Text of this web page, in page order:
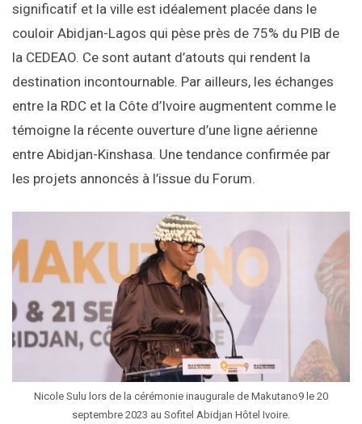
significatif et la ville est idéalement placée dans le
couloir Abidjan-Lagos qui pèse près de 75% du PIB de
la CEDEAO. Ce sont autant d’atouts qui rendent la
destination incontournable. Par ailleurs, les échanges
entre la RDC et la Côte d’Ivoire augmentent comme le
témoigne la récente ouverture d’une ligne aérienne
entre Abidjan-Kinshasa. Une tendance confirmée par
les projets annoncés à l’issue du Forum.
Nicole Sulu lors de la cérémonie inaugurale de Makutano9 le 20
septembre 2023 au Sofitel Abidjan Hôtel Ivoire.